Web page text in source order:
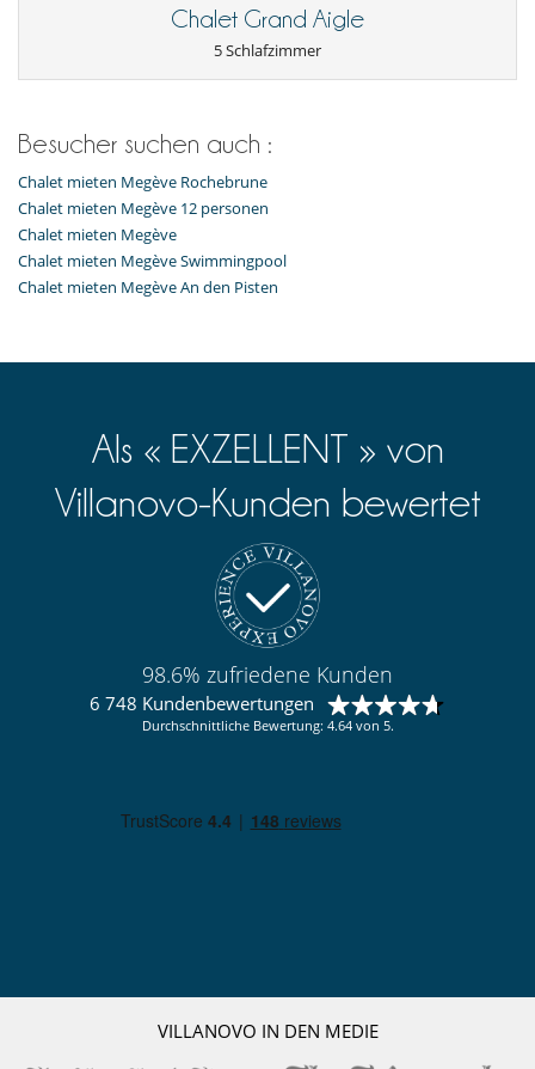
voll ausgestattete Küche
Unterhaltung, Wohlbefinden & Sport
Internetzugang (Wifi)
Skiraum
Skischuhwärmern
Chalet Grand Aigle
5 Schlafzimmer
Besucher suchen auch :
Chalet mieten Megève Rochebrune
Chalet mieten Megève 12 personen
Chalet mieten Megève
Chalet mieten Megève Swimmingpool
Chalet mieten Megève An den Pisten
Als « EXZELLENT » von
Villanovo-Kunden bewertet
98.6% zufriedene Kunden
6 748 Kundenbewertungen
Durchschnittliche Bewertung: 4.64 von 5.
VILLANOVO IN DEN MEDIE